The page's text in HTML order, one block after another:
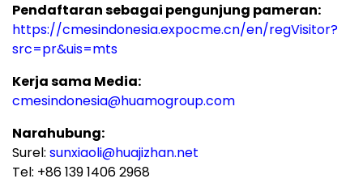
Pendaftaransebagai pengunjung pameran:
https://cmesindonesia.expocme.cn/en/regVisitor?
src=pr&uis=mts
Kerja sama Media:
cmesindonesia@huamogroup.com
Narahubung:
Surel: sunxiaoli@huajizhan.net
Tel: +86 139 1406 2968